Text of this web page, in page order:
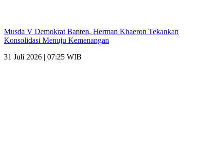
Musda V Demokrat Banten, Herman Khaeron Tekankan
Konsolidasi Menuju Kemenangan
31 Juli 2026 | 07:25 WIB